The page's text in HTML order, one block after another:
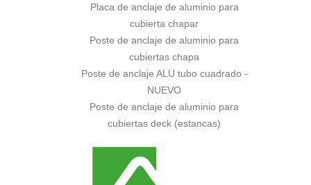
Placa de anclaje de aluminio para
cubierta chapar
Poste de anclaje de aluminio para
cubiertas chapa
Poste de anclaje ALU tubo cuadrado -
NUEVO
Poste de anclaje de aluminio para
cubiertas deck (estancas)